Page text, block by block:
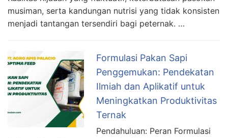
musiman, serta kandungan nutrisi yang tidak konsisten
menjadi tantangan tersendiri bagi peternak. …
Formulasi Pakan Sapi
Penggemukan: Pendekatan
Ilmiah dan Aplikatif untuk
Meningkatkan Produktivitas
Ternak
Pendahuluan: Peran Formulasi